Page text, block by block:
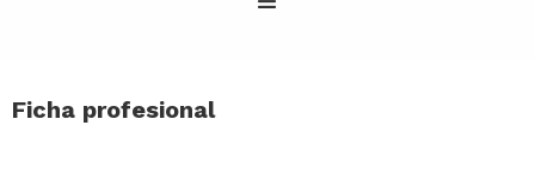
Ficha profesional